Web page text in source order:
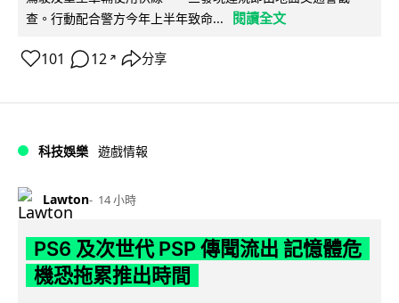
查。行動配合警方今年上半年致命...
閱讀全文
101 12 ↗ 分享
科技娛樂 遊戲情報
Lawton 14 小時
PS6 及次世代 PSP 傳聞流出 記憶體危
機恐拖累推出時間